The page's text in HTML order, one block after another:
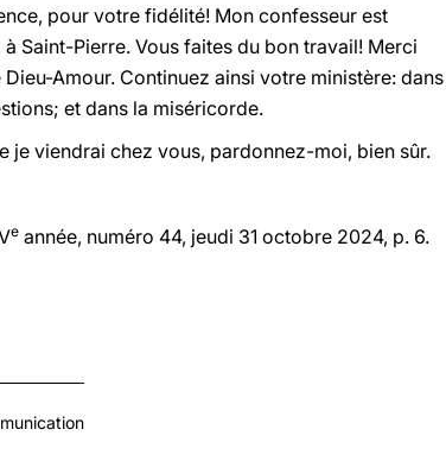
pour votre fidélité! Mon confesseur est
Saint-Pierre. Vous faites du bon travail! Merci
Amour. Continuez ainsi votre ministère: dans
et dans la miséricorde.
je viendrai chez vous, pardonnez-moi, bien sûr.
e année, numéro 44, jeudi 31 octobre 2024, p. 6.